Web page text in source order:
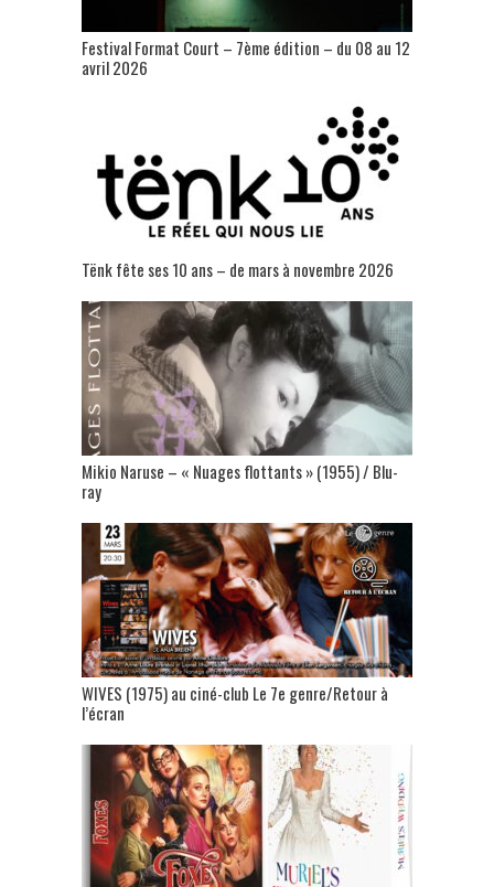
Festival Format Court – 7ème édition – du 08 au 12
avril 2026
Tënk fête ses 10 ans – de mars à novembre 2026
Mikio Naruse – « Nuages flottants » (1955) / Blu-
ray
WIVES (1975) au ciné-club Le 7e genre/Retour à
l’écran